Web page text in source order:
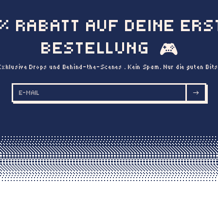
RABATT AUF DEINE
BESTELLUNG
🎮
Drops und Behind-the-Scenes . Kein Spam. Nur die guten